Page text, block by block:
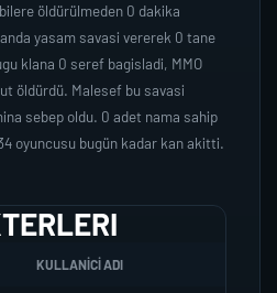
öldürülmeden 0 dakika
yasam savasi vererek 0 tane
klana 0 seref bagisladi, MMO
öldürdü. Malesef bu savasi
sebep oldu. 0 adet nama sahip
oyuncusu bugün kadar kan akitti.
KULLANICI ADI